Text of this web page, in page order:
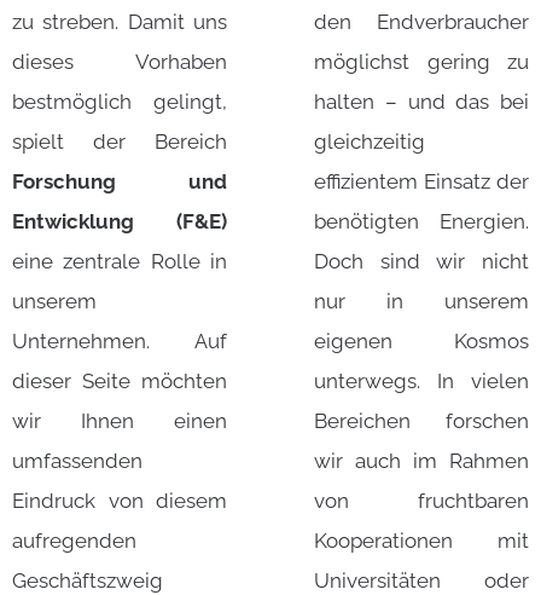
zu streben. Damit uns
dieses Vorhaben
bestmöglich gelingt,
spielt der Bereich
Forschung und
Entwicklung (F&E)
eine zentrale Rolle in
unserem
Unternehmen. Auf
dieser Seite möchten
wir Ihnen einen
umfassenden
Eindruck von diesem
aufregenden
Geschäftszweig
den Endverbraucher
möglichst gering zu
halten – und das bei
gleichzeitig
effizientem Einsatz der
benötigten Energien.
Doch sind wir nicht
nur in unserem
eigenen Kosmos
unterwegs. In vielen
Bereichen forschen
wir auch im Rahmen
von fruchtbaren
Kooperationen mit
Universitäten oder